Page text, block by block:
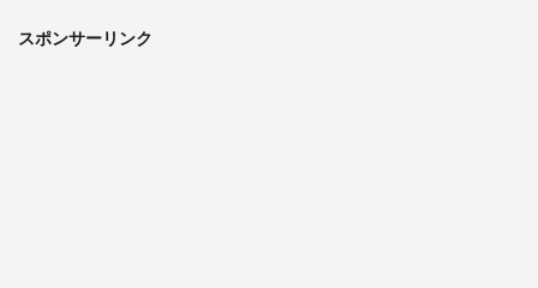
スポンサーリンク